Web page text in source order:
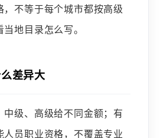
，不等于每个城市都按高级
地目录怎么写。
差异大
中级、高级给不同金额；有
人员职业资格，不覆盖专业